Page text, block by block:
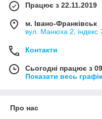
Працює з 22.11.2019
м. Івано-Франківськ
вул. Манюха 2, індекс
Контакти
Сьогодні працює з
Показати весь
Про нас